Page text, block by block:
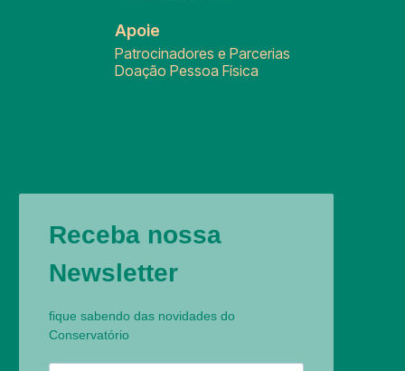
Apoie
Patrocinadores e Parcerias
Doação Pessoa Física